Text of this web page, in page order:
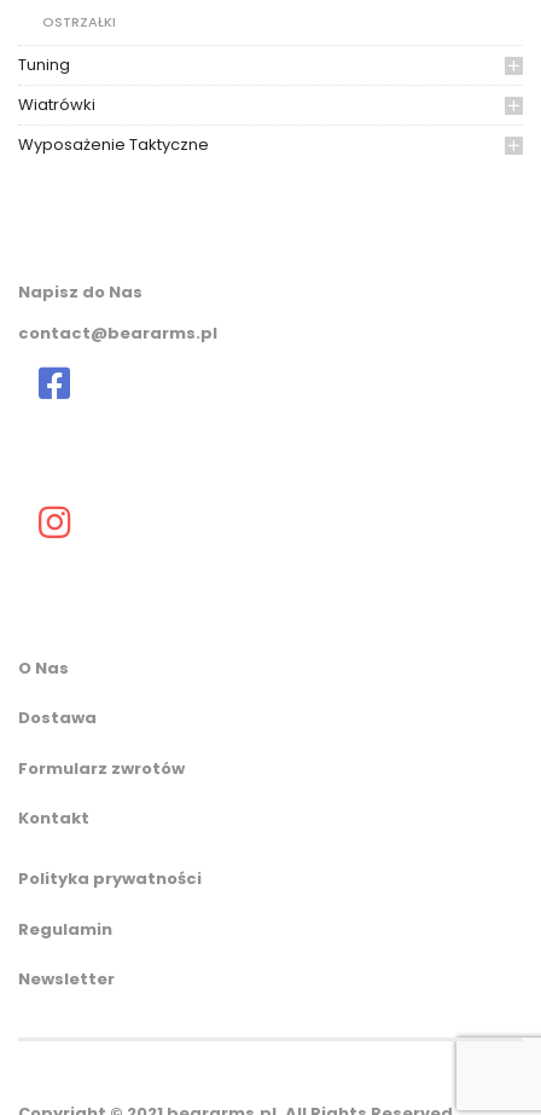
OSTRZAŁKI
Tuning
Wiatrówki
Wyposażenie Taktyczne
Napisz do Nas
contact@beararms.pl
O Nas
Dostawa
Formularz zwrotów
Kontakt
Polityka prywatności
Regulamin
Newsletter